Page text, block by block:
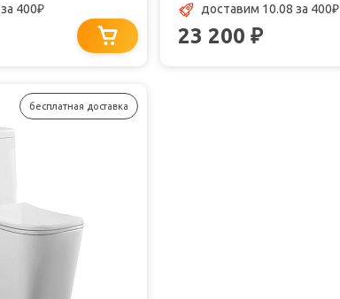
за 400₽
доставим 10.08 за 400₽
23 200 ₽
бесплатная доставка